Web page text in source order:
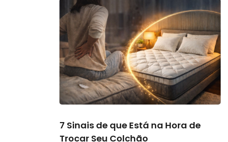
7 Sinais de que Está na Hora de
Trocar Seu Colchão